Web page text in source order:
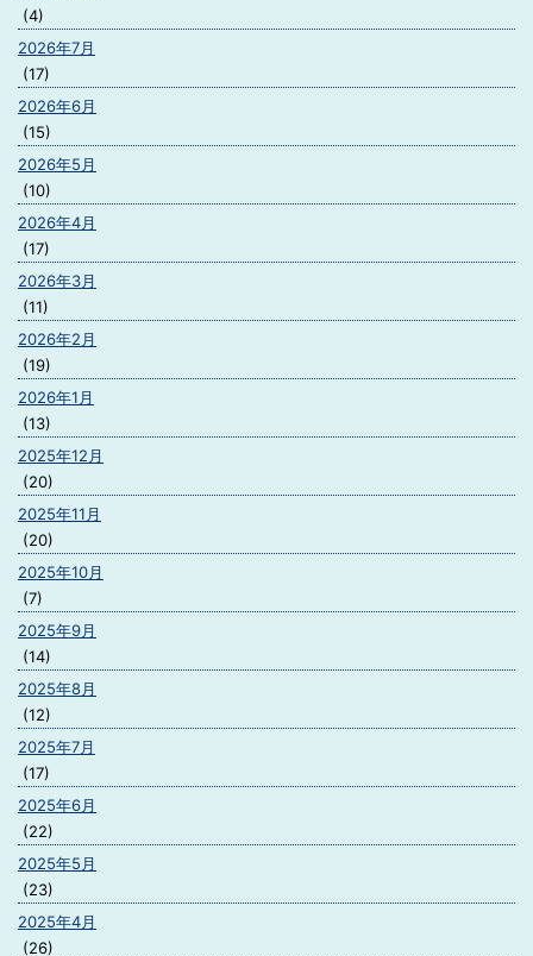
(4)
2026年7月
(17)
2026年6月
(15)
2026年5月
(10)
2026年4月
(17)
2026年3月
(11)
2026年2月
(19)
2026年1月
(13)
2025年12月
(20)
2025年11月
(20)
2025年10月
(7)
2025年9月
(14)
2025年8月
(12)
2025年7月
(17)
2025年6月
(22)
2025年5月
(23)
2025年4月
(26)